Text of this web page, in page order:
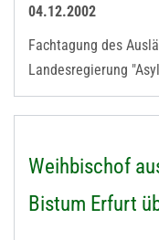
04.12.2002
Fachtagung des
Landesregierung
Weihbischof
Bistum Erfurt